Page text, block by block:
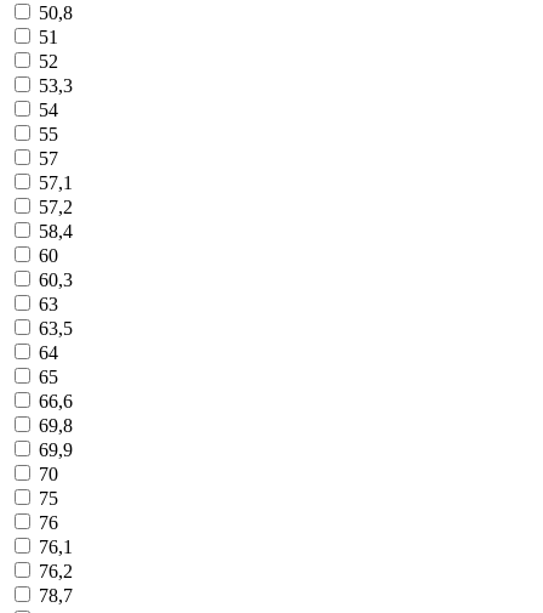
50,8
51
52
53,3
54
55
57
57,1
57,2
58,4
60
60,3
63
63,5
64
65
66,6
69,8
69,9
70
75
76
76,1
76,2
78,7